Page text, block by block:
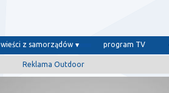
wieści z samorządów program TV
Reklama Outdoor